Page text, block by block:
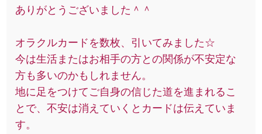
ありがとうございました＾＾
オラクルカードを数枚、引いてみました☆
今は生活またはお相手の方との関係が不安定な
方も多いのかもしれません。
地に足をつけてご自身の信じた道を進まれるこ
とで、不安は消えていくとカードは伝えていま
す。